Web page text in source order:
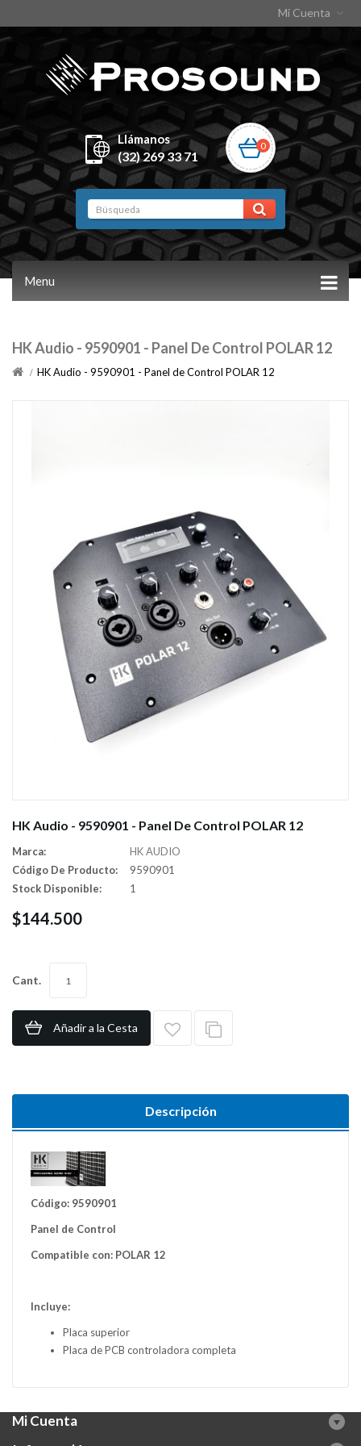
Mi Cuenta
Llámanos
(32) 269 33 71
0
Menu
HK Audio - 9590901 - Panel De Control POLAR 12
HK Audio - 9590901 - Panel de Control POLAR 12
HK Audio - 9590901 - Panel De Control POLAR 12
Marca:
HK AUDIO
Código De Producto:
9590901
Stock Disponible:
1
$144.500
Cant.
Añadir a la Cesta
Descripción
Código: 9590901
Panel de Control
Compatible con: POLAR 12
Incluye:
Placa superior
Placa de PCB controladora completa
Mi Cuenta